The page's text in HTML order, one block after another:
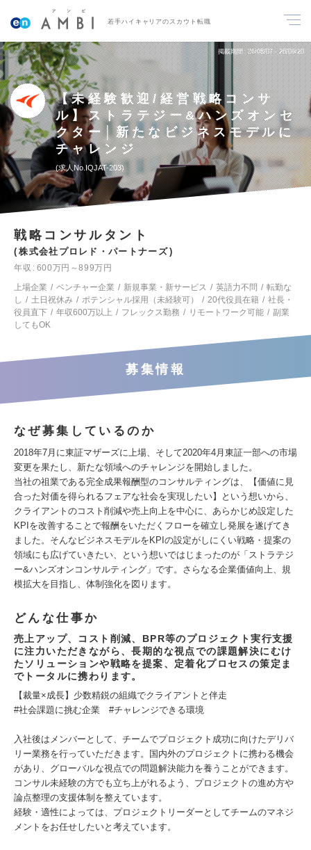
若手ハイキャリアのスカウト転職
掲載期間 26/08/07～26/08/20
【未経験歓迎/経営戦略コンサ
ル】ストラテジー&ハンズオンセ
クター│新たなビジネスモデルに
チャレンジ
求人No.IQJAT-203
戦略コンサルタント
株式会社プロレド・パートナーズ
年収
600万円～899万円
上場企業
ベンチャー企業 新規事業・新サービス 英語力不問
転勤な
し
土日祝休み ポテンシャル採用（未経験可） 20代役員在籍
社長・
役員直下
年収600万以上 フレックス勤務 リモートワーク可能
副業
してもOK
募集情報
なぜ募集しているのか
2018年7月に東証マザーズに上場、そして2020年4月東証一部への市場
変更を果たし、新たな領域へのチャレンジを開始しました。
当社の祖業である完全成果報酬型のコンサルティングは、【価値に見
合った対価を得られるフェアな社会を実現したい】という想いから、
クライアントのコスト削減や売上向上を中心に、あらかじめ設定した
KPIを改善することで報酬をいただくフローを確立し発展を遂げてき
ました。そんなビジネスモデルをKPIの設定がしにくい戦略・提案の
領域にも広げていきたい、という想いではじまったのが「ストラテジ
ー&ハンズオンコンサルティング」です。さらなる企業価値向上、規
模拡大を目指し、体制強化を図ります。
どんな仕事か
売上アップ、コスト削減、BPR等のプロジェクト実行支援
に注力いただきながら、長期的な視点での課題解決にむけ
たソリューションや戦略を提案、定着化プロセスの策定ま
でトータルに携わります。
【裁量×成長】少数精鋭の組織でクライアントと伴走
#社会課題に挑む企業 #チャレンジできる環境
入社後はメンバーとして、チームでプロジェクト成功に向けたデリバ
リー業務を行っていただきます。国内外のプロジェクトに携わる機会
があり、グローバルな視点での問題解決能力を養うことができます。
コンサル未経験の方でも立ち上がれるよう、プロジェクトの進め方や
論点整理の支援体制を整えています。
経験・適性によっては、プロジェクトリーダーとしてチームのマネジ
メントをお任せしたいと考えています。